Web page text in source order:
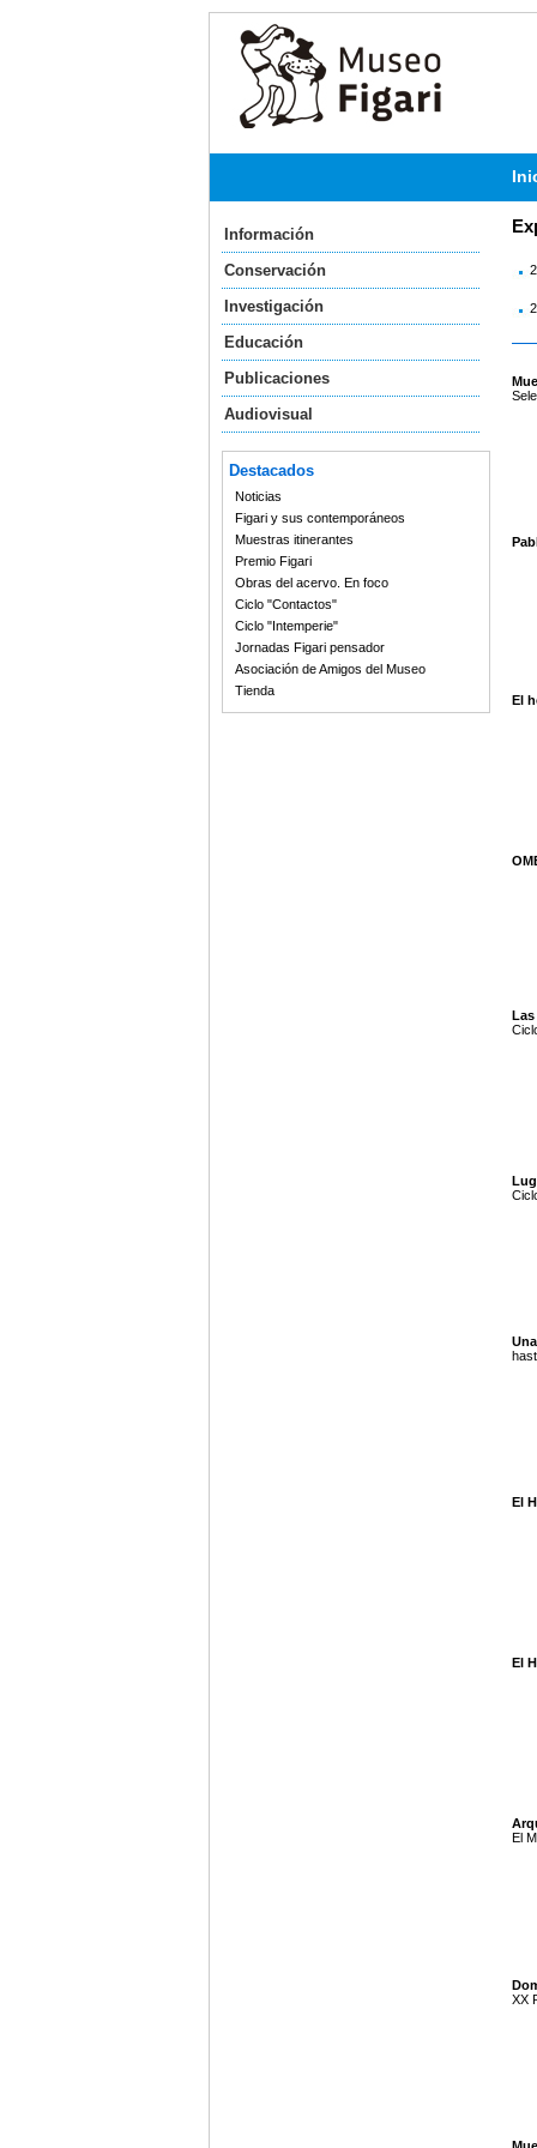
Información
Conservación
Investigación
Educación
Publicaciones
Audiovisual
Destacados
Noticias
Figari y sus contemporáneos
Muestras itinerantes
Premio Figari
Obras del acervo. En foco
Ciclo "Contactos"
Ciclo "Intemperie"
Jornadas Figari pensador
Asociación de Amigos del Museo
Tienda
El
Las
El
El
El
XX